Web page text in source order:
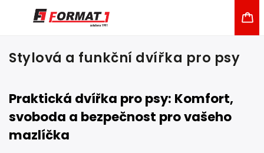
Stylová a funkční dvířka pro psy
Praktická dvířka pro psy: Komfort,
svoboda a bezpečnost pro vašeho
mazlíčka